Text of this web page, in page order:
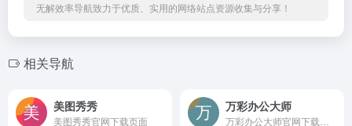
无解效率导航致力于优质、实用的网络站点资源收集与分享！
相关导航
美图秀秀
美图秀秀官网下载页面
万彩办公大师